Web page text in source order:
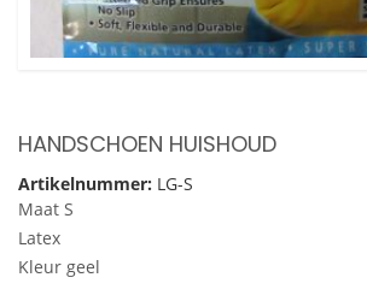
HANDSCHOEN HUISHOUD
Artikelnummer: LG-S
Maat S
Latex
Kleur geel